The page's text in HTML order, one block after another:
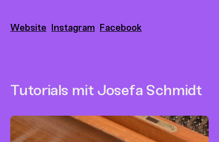
Website Instagram Facebook
Tutorials mit Josefa Schmidt